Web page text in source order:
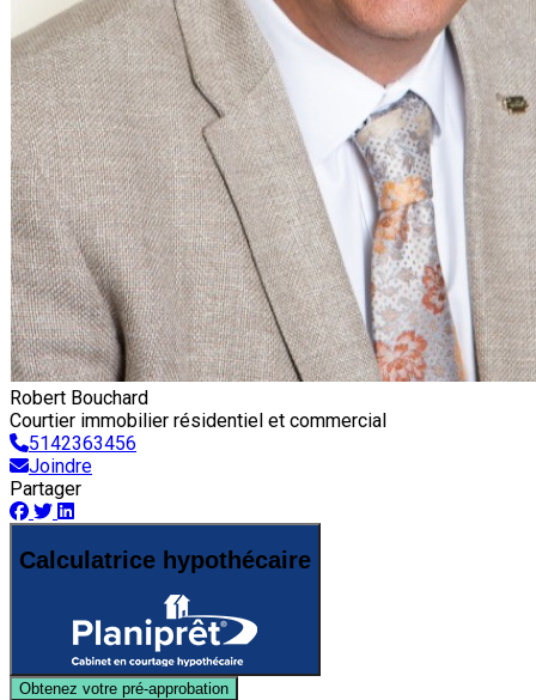
Robert Bouchard
Courtier immobilier résidentiel et commercial
5142363456
Joindre
Partager
Calculatrice hypothécaire
Obtenez votre pré-approbation